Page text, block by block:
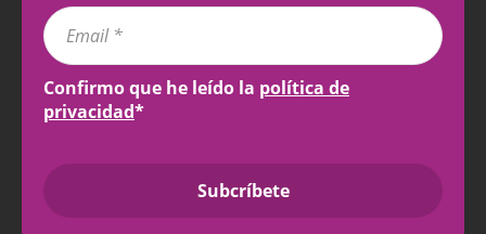
Confirmo que he leído la política de
privacidad*